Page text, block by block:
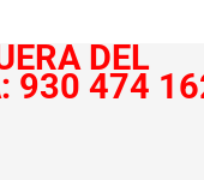
DEL
930 474